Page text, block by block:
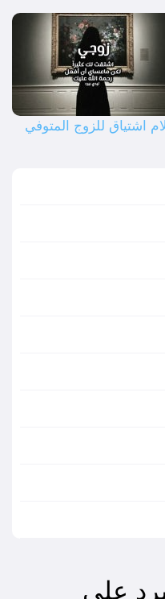
اشتياق للزوج المتوفي
على